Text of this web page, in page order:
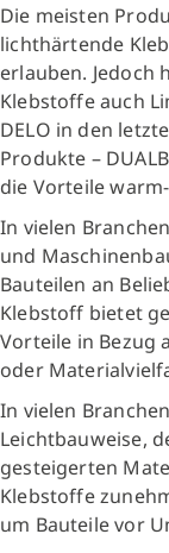
Die meisten
lichthärtende
erlauben. Jedoch
Klebstoffe auch
DELO in den
Produkte –
die Vorteile
In vielen
und
Bauteilen an
Klebstoff bietet
Vorteile in Bezug
oder
In vielen
Leichtbauweise,
gesteigerten
Klebstoffe
um Bauteile vor